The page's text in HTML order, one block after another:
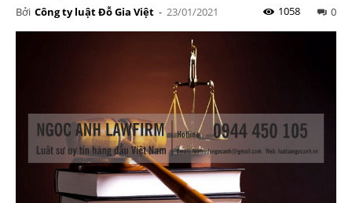
Bởi Công ty luật Đỗ Gia Việt - 23/01/2021 0
1058